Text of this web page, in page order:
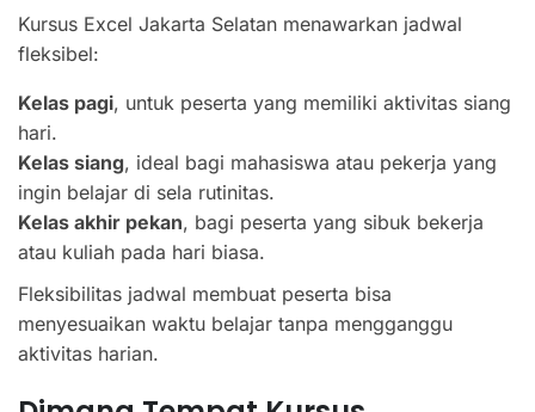
Kursus Excel Jakarta Selatan menawarkan jadwal
fleksibel:
Kelas pagi, untuk peserta yang memiliki aktivitas siang
hari.
Kelas siang, ideal bagi mahasiswa atau pekerja yang
ingin belajar di sela rutinitas.
Kelas akhir pekan, bagi peserta yang sibuk bekerja
atau kuliah pada hari biasa.
Fleksibilitas jadwal membuat peserta bisa
menyesuaikan waktu belajar tanpa mengganggu
aktivitas harian.